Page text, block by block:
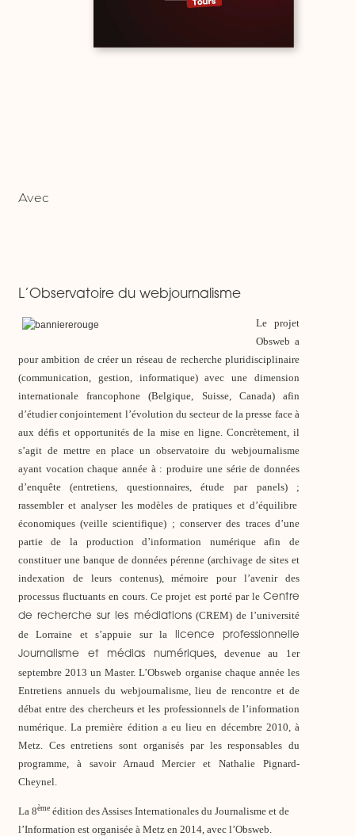
Avec
L’Observatoire du webjournalisme
Le projet
Obsweb a
pour ambition de créer un réseau de recherche pluridisciplinaire
(communication, gestion, informatique) avec une dimension
internationale francophone (Belgique, Suisse, Canada) afin
d’étudier conjointement l’évolution du secteur de la presse face à
aux défis et opportunités de la mise en ligne. Concrètement, il
s’agit de mettre en place un observatoire du webjournalisme
ayant vocation chaque année à : produire une série de données
d’enquête (entretiens, questionnaires, étude par panels) ;
rassembler et analyser les modèles de pratiques et d’équilibre
économiques (veille scientifique) ; conserver des traces d’une
partie de la production d’information numérique afin de
constituer une banque de données pérenne (archivage de sites et
indexation de leurs contenus), mémoire pour l’avenir des
processus fluctuants en cours. Ce projet est porté par leCentre
de recherche sur les médiations(CREM) de l’université
de Lorraine et s’appuie sur la
licence professionnelle
Journalisme et médias numériques, devenue au 1er
septembre 2013 un Master.L’Obsweb organise chaque année les
Entretiens annuels du webjournalisme, lieu de rencontre et de
débat entre des chercheurs et les professionnels de l’information
numérique. La première édition a eu lieu en décembre 2010, à
Metz. Ces entretiens sont organisés par les responsables du
programme, à savoir Arnaud Mercier et Nathalie Pignard-
Cheynel.
La 8èmeédition des Assises Internationales du Journalisme et de
l’Information est organisée à Metz en 2014, avec l’Obsweb.